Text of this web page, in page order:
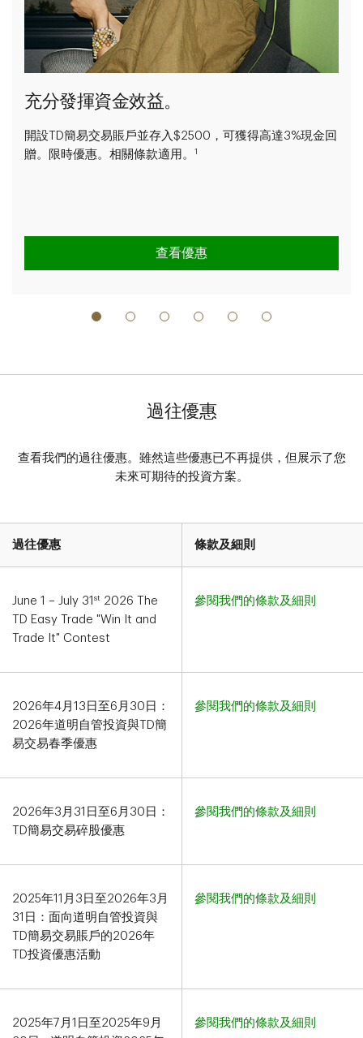
充分發揮資金效益。
開設TD簡易交易賬戶並存入$2500，可獲得高達3%現金回
贈。限時優惠。相關條款適用。
1
查看優惠
過往優惠
查看我們的過往優惠。雖然這些優惠已不再提供，但展示了您
未來可期待的投資方案。
過往優惠 條款及細則
June 1 – July 31 st 2026 The
TD Easy Trade "Win It and
Trade It" Contest
參閱我們的條款及細則
2026年4月13日至6月30日：
2026年道明自管投資與TD簡
易交易春季優惠
參閱我們的條款及細則
2026年3月31日至6月30日：
TD簡易交易碎股優惠
參閱我們的條款及細則
2025年11月3日至2026年3月
31日：面向道明自管投資與
TD簡易交易賬戶的2026年
TD投資優惠活動
參閱我們的條款及細則
2025年7月1日至2025年9月
參閱我們的條款及細則